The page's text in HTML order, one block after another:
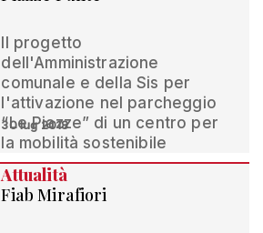
Il progetto
dell'Amministrazione
comunale e della Sis per
l'attivazione nel parcheggio
“Le Piazze” di un centro per
la mobilità sostenibile
30 lug 2018
Attualità
Fiab Mirafiori